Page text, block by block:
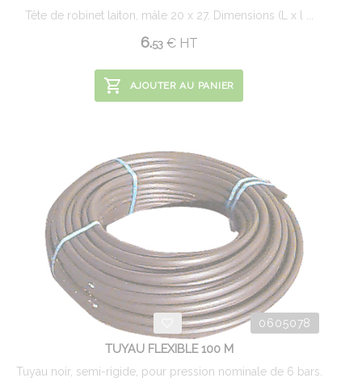
Tête de robinet laiton, mâle 20 x 27. Dimensions (L x l ...
6.53 €HT
AJOUTER AU PANIER
0605078
TUYAU FLEXIBLE 100 M
Tuyau noir, semi-rigide, pour pression nominale de 6 bars.